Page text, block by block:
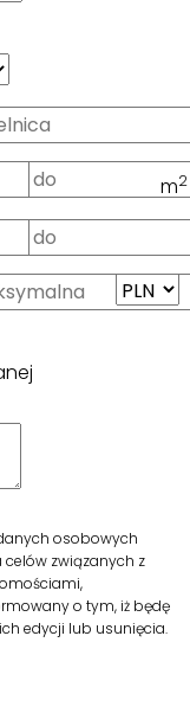
m2
osobowych
celów związanych z
o tym, iż będę
edycji lub usunięcia.